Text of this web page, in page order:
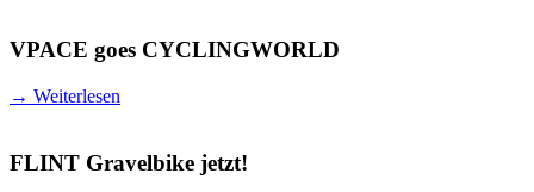
VPACE goes CYCLINGWORLD
→ Weiterlesen
FLINT Gravelbike jetzt!